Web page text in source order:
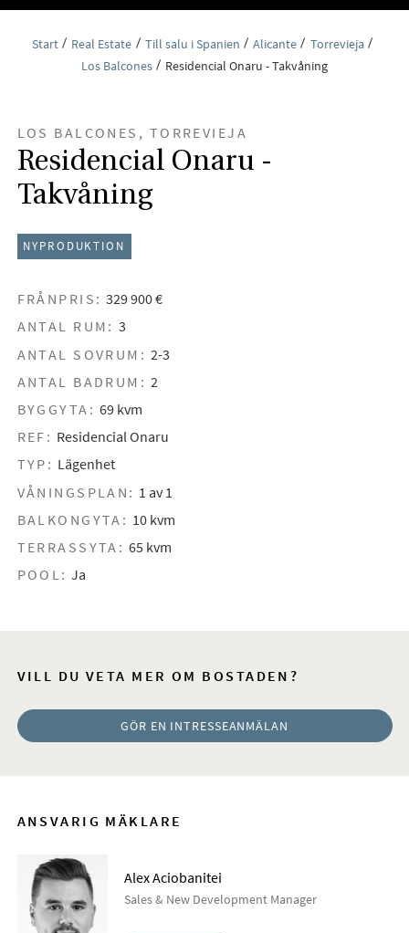
Start Real Estate Till salu i Spanien Alicante
Torrevieja
Los Balcones
Residencial Onaru - Takvåning
LOS BALCONES, TORREVIEJA
Residencial Onaru -
Takvåning
NYPRODUKTION
FRÅNPRIS: 329 900 €
ANTAL RUM: 3
ANTAL SOVRUM: 2-3
ANTAL BADRUM: 2
BYGGYTA: 69 kvm
REF: Residencial Onaru
TYP: Lägenhet
VÅNINGSPLAN: 1 av 1
BALKONGYTA: 10 kvm
TERRASSYTA: 65 kvm
POOL: Ja
VILL DU VETA MER OM BOSTADEN?
GÖR EN INTRESSEANMÄLAN
ANSVARIG MÄKLARE
Alex Aciobanitei
Sales & New Development Manager